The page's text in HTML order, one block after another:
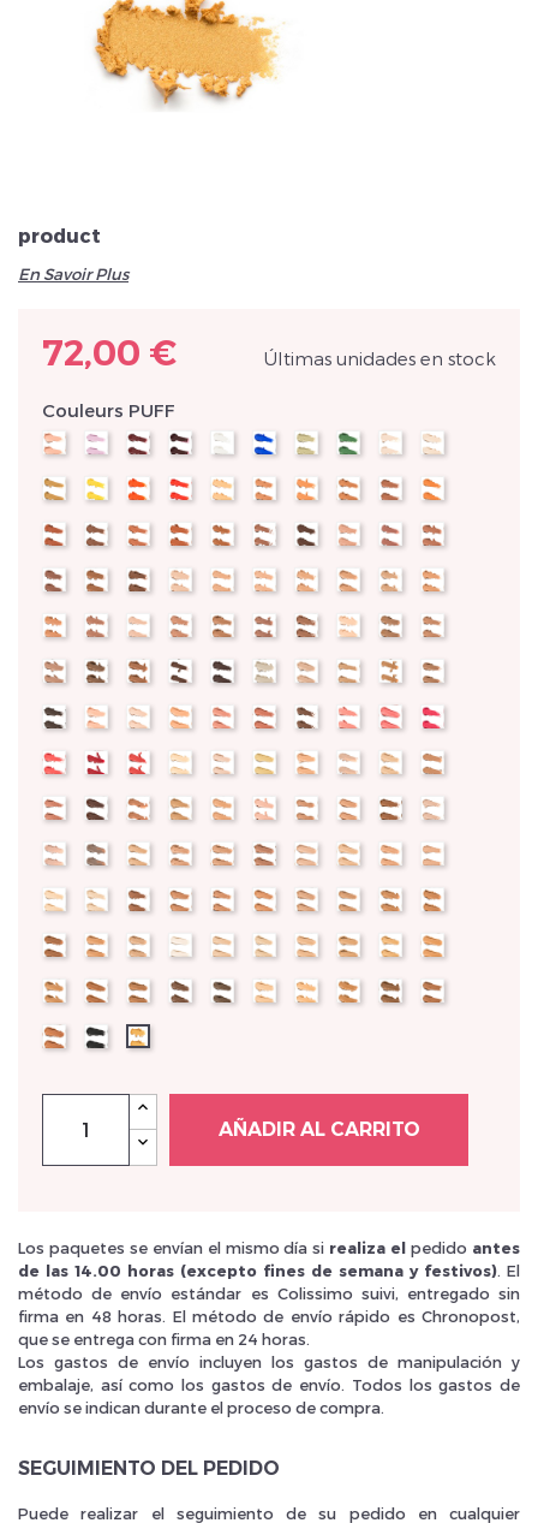
product
En Savoir Plus
72,00 € Últimas unidades en stock
Couleurs PUFF
new new new new new new new new new
new new new new new new new new new
new new new new new new new new new new
new new new new new new new new new new
new new new new new new new new new
new new new new new new new new new
new new new new new new new new new new
new new new new new new new new new
new new new new new new new new new new
new new new new new new new new new
new new new new new new new new new
new new new new new new new new new new
new new new new new new new new new
new new
AÑADIR AL CARRITO
Los paquetes se envían el mismo día si realiza el pedido antes
de las 14.00 horas (excepto fines de semana y festivos) . El
método de envío estándar es Colissimo suivi, entregado sin
firma en 48 horas. El método de envío rápido es Chronopost,
que se entrega con firma en 24 horas.
Los gastos de envío incluyen los gastos de manipulación y
embalaje, así como los gastos de envío. Todos los gastos de
envío se indican durante el proceso de compra.
SEGUIMIENTO DEL PEDIDO
Puede realizar el seguimiento de su pedido en cualquier